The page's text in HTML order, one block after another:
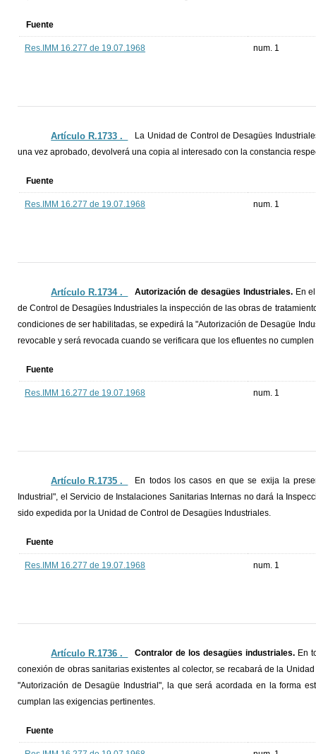
Fuente
Res.IMM 16.277 de 19.07.1968 num. 1
Artículo R.1733 ._
La Unidad de Control de Desagües
una vez aprobado, devolverá una copia al interesado con la constancia
Fuente
Res.IMM 16.277 de 19.07.1968 num. 1
Artículo R.1734 ._ Autorización de desagües Industriales.En el
de Control de Desagües Industriales la inspección de las obras de
condiciones de ser habilitadas, se expedirá la "Autorización de Desagüe
revocable y será revocada cuando se verificara que los efluentes no
Fuente
Res.IMM 16.277 de 19.07.1968 num. 1
Artículo R.1735 ._
En todos los casos en que se exija la
Industrial", el Servicio de Instalaciones Sanitarias Internas no dará la
sido expedida por la Unidad de Control de Desagües Industriales.
Fuente
Res.IMM 16.277 de 19.07.1968 num. 1
Artículo R.1736 ._ Contralor de los desagües industriales.En
conexión de obras sanitarias existentes al colector, se recabará de la
"Autorización de Desagüe Industrial", la que será acordada en la forma
cumplan las exigencias pertinentes.
Fuente